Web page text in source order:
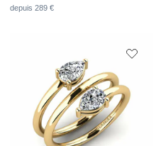
depuis 289 €